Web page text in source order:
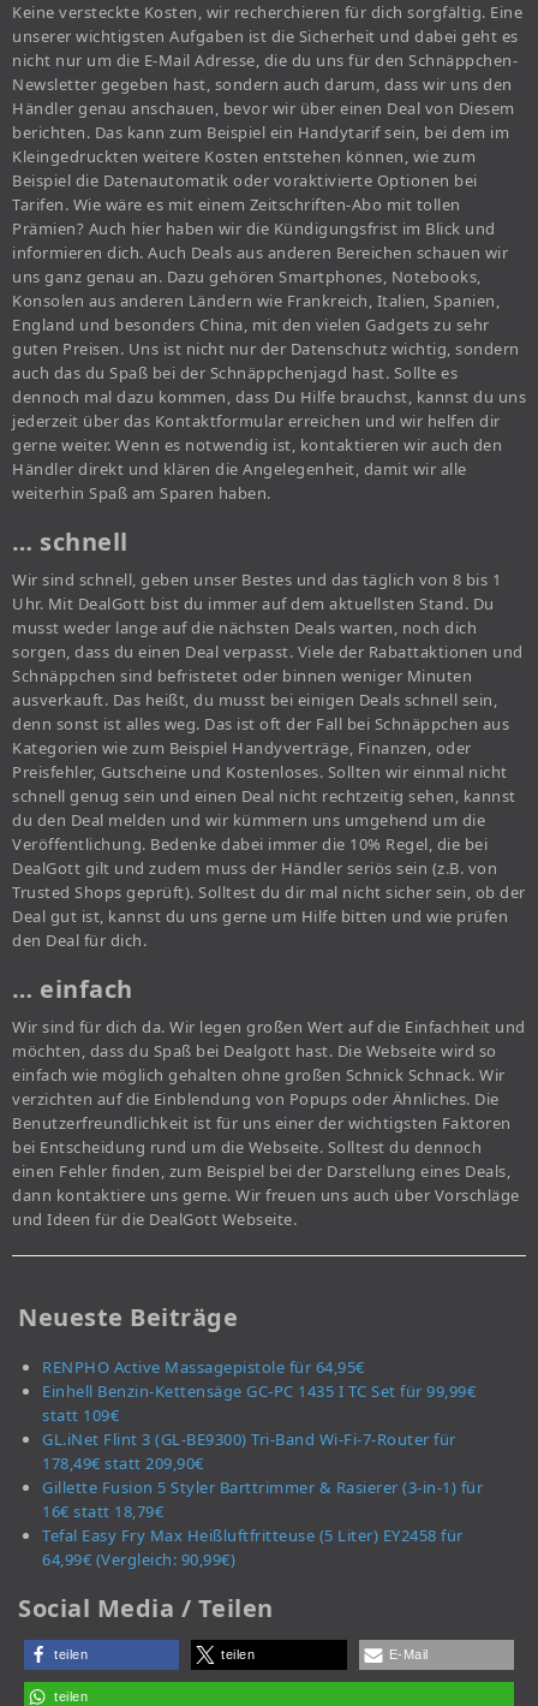
Keine versteckte Kosten, wir recherchieren für dich sorgfältig. Eine
unserer wichtigsten Aufgaben ist die Sicherheit und dabei geht es
nicht nur um die E-Mail Adresse, die du uns für den Schnäppchen-
Newsletter gegeben hast, sondern auch darum, dass wir uns den
Händler genau anschauen, bevor wir über einen Deal von Diesem
berichten. Das kann zum Beispiel ein Handytarif sein, bei dem im
Kleingedruckten weitere Kosten entstehen können, wie zum
Beispiel die Datenautomatik oder voraktivierte Optionen bei
Tarifen. Wie wäre es mit einem Zeitschriften-Abo mit tollen
Prämien? Auch hier haben wir die Kündigungsfrist im Blick und
informieren dich. Auch Deals aus anderen Bereichen schauen wir
uns ganz genau an. Dazu gehören Smartphones, Notebooks,
Konsolen aus anderen Ländern wie Frankreich, Italien, Spanien,
England und besonders China, mit den vielen Gadgets zu sehr
guten Preisen. Uns ist nicht nur der Datenschutz wichtig, sondern
auch das du Spaß bei der Schnäppchenjagd hast. Sollte es
dennoch mal dazu kommen, dass Du Hilfe brauchst, kannst du uns
jederzeit über das Kontaktformular erreichen und wir helfen dir
gerne weiter. Wenn es notwendig ist, kontaktieren wir auch den
Händler direkt und klären die Angelegenheit, damit wir alle
weiterhin Spaß am Sparen haben.
… schnell
Wir sind schnell, geben unser Bestes und das täglich von 8 bis 1
Uhr. Mit DealGott bist du immer auf dem aktuellsten Stand. Du
musst weder lange auf die nächsten Deals warten, noch dich
sorgen, dass du einen Deal verpasst. Viele der Rabattaktionen und
Schnäppchen sind befristetet oder binnen weniger Minuten
ausverkauft. Das heißt, du musst bei einigen Deals schnell sein,
denn sonst ist alles weg. Das ist oft der Fall bei Schnäppchen aus
Kategorien wie zum Beispiel Handyverträge, Finanzen, oder
Preisfehler, Gutscheine und Kostenloses. Sollten wir einmal nicht
schnell genug sein und einen Deal nicht rechtzeitig sehen, kannst
du den Deal melden und wir kümmern uns umgehend um die
Veröffentlichung. Bedenke dabei immer die 10% Regel, die bei
DealGott gilt und zudem muss der Händler seriös sein (z.B. von
Trusted Shops geprüft). Solltest du dir mal nicht sicher sein, ob der
Deal gut ist, kannst du uns gerne um Hilfe bitten und wie prüfen
den Deal für dich.
… einfach
Wir sind für dich da. Wir legen großen Wert auf die Einfachheit und
möchten, dass du Spaß bei Dealgott hast. Die Webseite wird so
einfach wie möglich gehalten ohne großen Schnick Schnack. Wir
verzichten auf die Einblendung von Popups oder Ähnliches. Die
Benutzerfreundlichkeit ist für uns einer der wichtigsten Faktoren
bei Entscheidung rund um die Webseite. Solltest du dennoch
einen Fehler finden, zum Beispiel bei der Darstellung eines Deals,
dann kontaktiere uns gerne. Wir freuen uns auch über Vorschläge
und Ideen für die DealGott Webseite.
Neueste Beiträge
RENPHO Active Massagepistole für 64,95€
Einhell Benzin-Kettensäge GC-PC 1435 I TC Set für 99,99€
statt 109€
GL.iNet Flint 3 (GL-BE9300) Tri-Band Wi-Fi-7-Router für
178,49€ statt 209,90€
Gillette Fusion 5 Styler Barttrimmer & Rasierer (3-in-1) für
16€ statt 18,79€
Tefal Easy Fry Max Heißluftfritteuse (5 Liter) EY2458 für
64,99€ (Vergleich: 90,99€)
Social Media / Teilen
teilen teilen E-Mail
teilen